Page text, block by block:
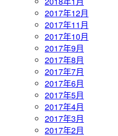
2017年12月
2017年11月
2017年10月
2017年9月
2017年8月
2017年7月
2017年6月
2017年5月
2017年4月
2017年3月
2017年2月